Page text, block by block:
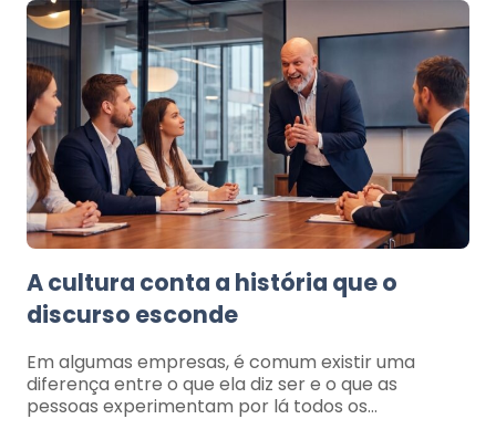
A cultura conta a história que o
discurso esconde
Em algumas empresas, é comum existir uma
diferença entre o que ela diz ser e o que as
pessoas experimentam por lá todos os…